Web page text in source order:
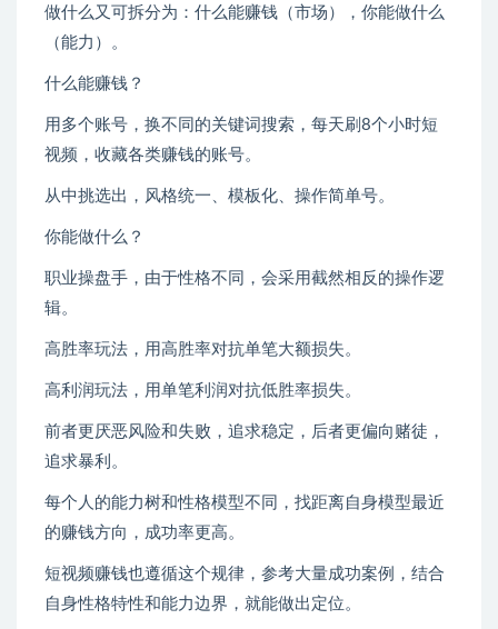
做什么又可拆分为：什么能赚钱（市场），你能做什么
（能力）。
什么能赚钱？
用多个账号，换不同的关键词搜索，每天刷8个小时短
视频，收藏各类赚钱的账号。
从中挑选出，风格统一、模板化、操作简单号。
你能做什么？
职业操盘手，由于性格不同，会采用截然相反的操作逻
辑。
高胜率玩法，用高胜率对抗单笔大额损失。
高利润玩法，用单笔利润对抗低胜率损失。
前者更厌恶风险和失败，追求稳定，后者更偏向赌徒，
追求暴利。
每个人的能力树和性格模型不同，找距离自身模型最近
的赚钱方向，成功率更高。
短视频赚钱也遵循这个规律，参考大量成功案例，结合
自身性格特性和能力边界，就能做出定位。